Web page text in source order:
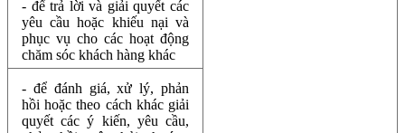
- để trả lời và giải quyết các
yêu cầu hoặc khiếu nại và
phục vụ cho các hoạt động
chăm sóc khách hàng khác
- để đánh giá, xử lý, phản
hồi hoặc theo cách khác giải
quyết các ý kiến, yêu cầu,